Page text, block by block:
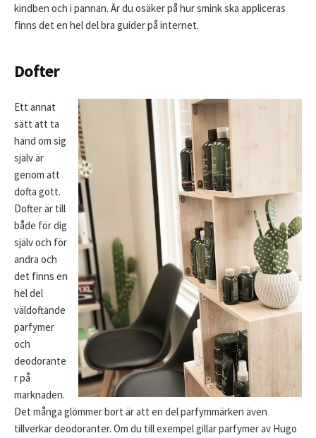
kindben och i pannan. Är du osäker på hur smink ska appliceras
finns det en hel del bra guider på internet.
Dofter
Ett annat
sätt att ta
hand om sig
själv är
genom att
dofta gott.
Dofter är till
både för dig
själv och för
andra och
det finns en
hel del
väldoftande
parfymer
och
deodorante
r på
marknaden.
Det många glömmer bort är att en del parfymmärken även
tillverkar deodoranter. Om du till exempel gillar parfymer av Hugo